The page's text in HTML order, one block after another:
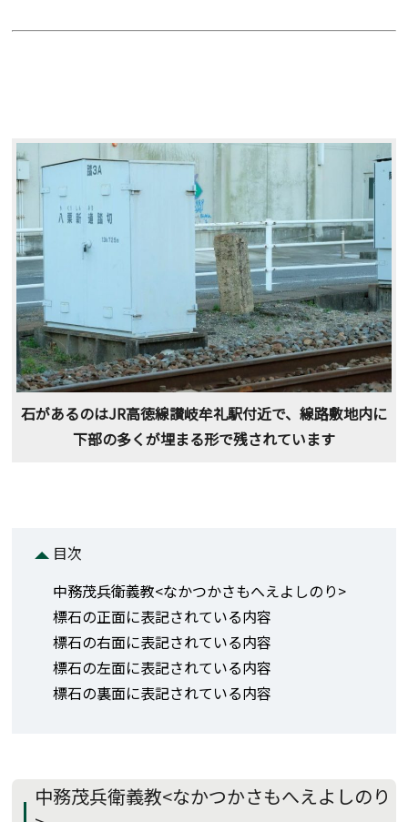
石があるのはJR高徳線讃岐牟礼駅付近で、線路敷地内に
下部の多くが埋まる形で残されています
目次
中務茂兵衛義教<なかつかさもへえよしのり>
標石の正面に表記されている内容
標石の右面に表記されている内容
標石の左面に表記されている内容
標石の裏面に表記されている内容
中務茂兵衛義教<なかつかさもへえよしのり